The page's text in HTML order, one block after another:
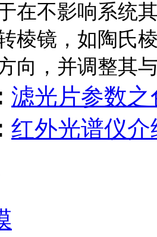
在不影响系统
棱镜，如陶氏
向，并调整其
滤光片参数
红外光谱仪介